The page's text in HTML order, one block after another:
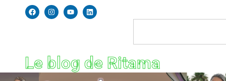
Le blog de Ritama